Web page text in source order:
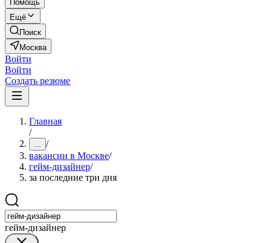
Помощь
Ещё
Поиск
Москва
Войти
Войти
Создать резюме
Главная
/
... /
вакансии в Москве/
гейм-дизайнер/
за последние три дня
гейм-дизайнер